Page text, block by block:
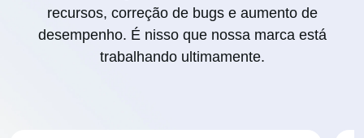
recursos, correção de bugs e aumento de
desempenho. É nisso que nossa marca está
trabalhando ultimamente.